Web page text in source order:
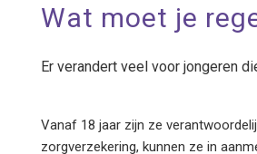
Wat moet je
Er verandert veel voor jongeren
Vanaf 18 jaar zijn ze
zorgverzekering, kunnen ze in